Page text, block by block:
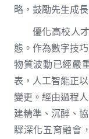
略，鼓勵先生成長
優化高校人
態。作為數字技
物質波動已經嚴
表，人工智能正
變更。經由過程
建精準、沉醉、
驟深化五育融會